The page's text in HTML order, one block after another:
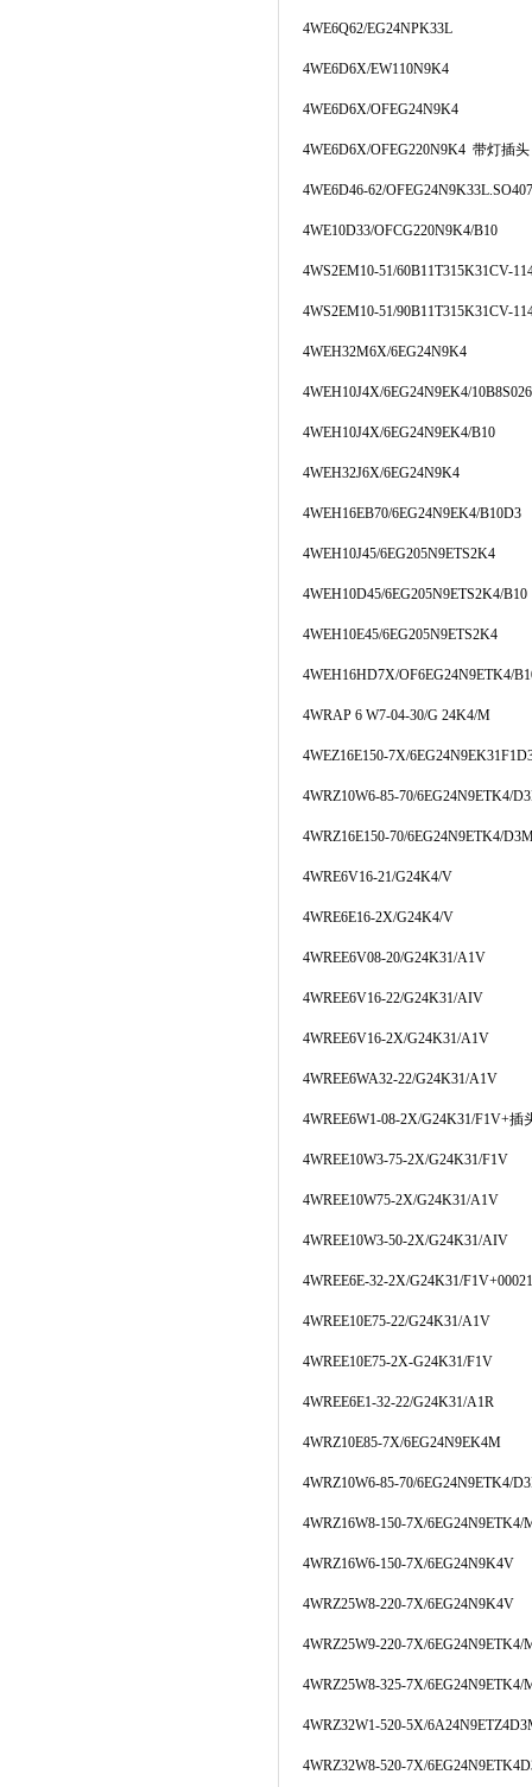
4WE6Q62/EG24NPK33L
4WE6D6X/EW110N9K4
4WE6D6X/OFEG24N9K4
4WE6D6X/OFEG220N9K4 带灯插头
4WE6D46-62/OFEG24N9K33L.SO407
4WE10D33/OFCG220N9K4/B10
4WS2EM10-51/60B11T315K31CV-
4WS2EM10-51/90B11T315K31CV-
4WEH32M6X/6EG24N9K4
4WEH10J4X/6EG24N9EK4/
4WEH10J4X/6EG24N9EK4/B10
4WEH32J6X/6EG24N9K4
4WEH16EB70/6EG24N9EK4/B10D3
4WEH10J45/6EG205N9ETS2K4
4WEH10D45/6EG205N9ETS2K4/B10
4WEH10E45/6EG205N9ETS2K4
4WEH16HD7X/OF6EG24N9ETK4/
4WRAP 6 W7-04-30/G 24K4/M
4WEZ16E150-7X/
4WRZ10W6-85-70/6EG24N9ETK4/
4WRZ16E150-70/6EG24N9ETK4/
4WRE6V16-21/G24K4/V
4WRE6E16-2X/G24K4/V
4WREE6V08-20/G24K31/A1V
4WREE6V16-22/G24K31/AIV
4WREE6V16-2X/G24K31/A1V
4WREE6WA32-22/G24K31/A1V
4WREE6W1-08-2X/G24K31/F1V+插
4WREE10W3-75-2X/G24K31/F1V
4WREE10W75-2X/G24K31/A1V
4WREE10W3-50-2X/G24K31/AIV
4WREE6E-32-2X/G24K31/
4WREE10E75-22/G24K31/A1V
4WREE10E75-2X-G24K31/F1V
4WREE6E1-32-22/G24K31/A1R
4WRZ10E85-7X/6EG24N9EK4M
4WRZ10W6-85-70/6EG24N9ETK4/
4WRZ16W8-150-7X/6EG24N9ETK4/
4WRZ16W6-150-7X/6EG24N9K4V
4WRZ25W8-220-7X/6EG24N9K4V
4WRZ25W9-220-7X/6EG24N9ETK4/
4WRZ25W8-325-7X/6EG24N9ETK4/
4WRZ32W1-520-5X/
4WRZ32W8-520-7X/